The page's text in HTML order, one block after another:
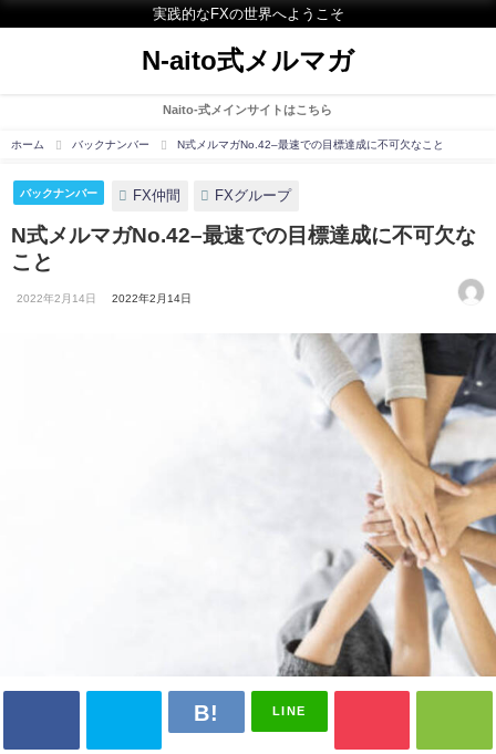
実践的なFXの世界へようこそ
N-aito式メルマガ
Naito-式メインサイトはこちら
ホーム バックナンバー N式メルマガNo.42–最速での目標達成に不可欠なこと
バックナンバー FX仲間 FXグループ
N式メルマガNo.42–最速での目標達成に不可欠な
こと
2022年2月14日 2022年2月14日
LINE